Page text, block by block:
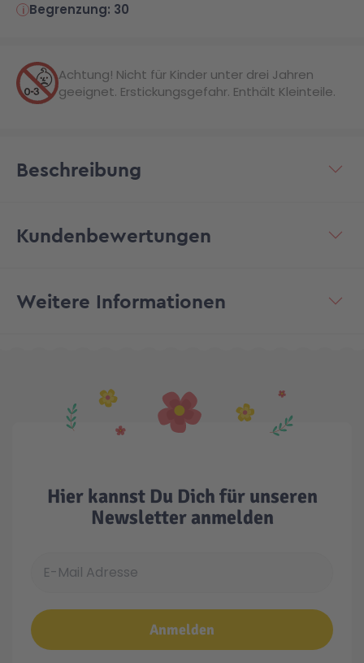
Begrenzung: 30
Achtung! Nicht für Kinder unter drei Jahren
geeignet. Erstickungsgefahr. Enthält Kleinteile.
Beschreibung
Kundenbewertungen
Weitere Informationen
Hier kannst Du Dich für unseren
Newsletter anmelden
Anmelden